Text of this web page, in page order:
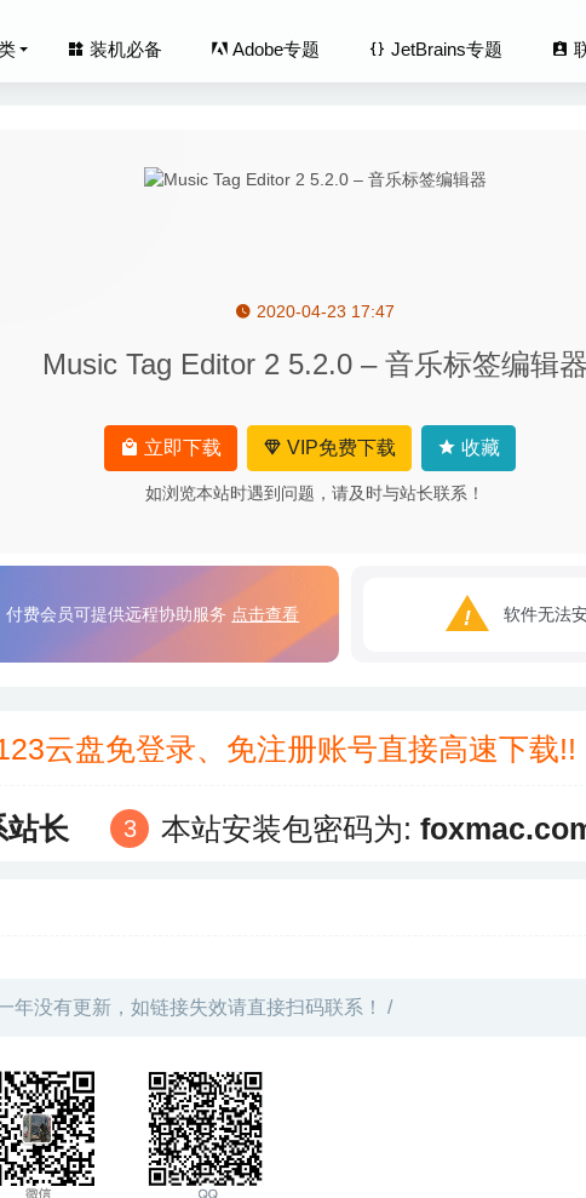
装机必备 Adobe专题 JetBrains专题
2020-04-23 17:47
Music Tag Editor 2 5.2.0 – 音乐标签编辑
立即下载 VIP免费下载 收藏
如浏览本站时遇到问题，请及时与站长联系！
付费会员可提供远程协助服务 点击查看 软件无法
云盘免登录、免注册账号直接高速下
站长 本站安装包密码为:
年没有更新，如链接失效请直接扫码联系！ /
Mac Video Converter Ultimate 10.2.96 – 视频格式转换工具 2026-
Photo AI 4.0.4-专业人工智能图像AI降噪编辑软件 2025-09-15
Editor 2.7.5 – 简单易用的XLIFF文件编辑器 2020-05-12